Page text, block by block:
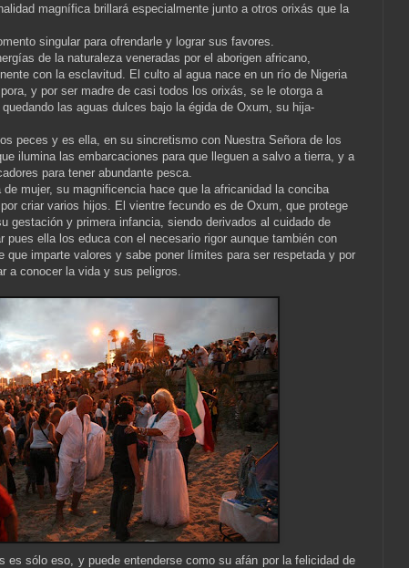
magnífica brillará especialmente junto a otros orixás que la
singular para ofrendarle y lograr sus favores.
de la naturaleza veneradas por el aborigen africano,
con la esclavitud. El culto al agua nace en un río de Nigeria
y por ser madre de casi todos los orixás, se le otorga a
las aguas dulces bajo la égida de Oxum, su hija-
peces y es ella, en su sincretismo con Nuestra Señora de los
ilumina las embarcaciones para que lleguen a salvo a tierra, y a
para tener abundante pesca.
mujer, su magnificencia hace que la africanidad la conciba
criar varios hijos. El vientre fecundo es de Oxum, que protege
gestación y primera infancia, siendo derivados al cuidado de
pues ella los educa con el necesario rigor aunque también con
que imparte valores y sabe poner límites para ser respetada y por
a conocer la vida y sus peligros.
es sólo eso, y puede entenderse como su afán por la felicidad de